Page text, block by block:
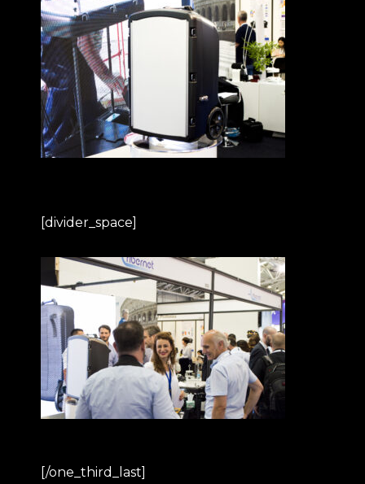
[divider_space]
[/one_third_last]